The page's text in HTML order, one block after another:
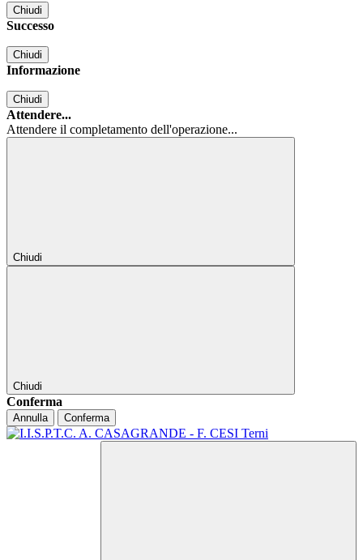
Chiudi
Successo
Chiudi
Informazione
Chiudi
Attendere...
Attendere il completamento dell'operazione...
Chiudi
Chiudi
Conferma
Annulla Conferma